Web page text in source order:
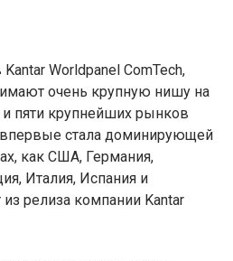
Worldpanel ComTech,
очень крупную нишу на
пяти крупнейших рынков
стала доминирующей
как США, Германия,
Италия, Испания и
релиза компании Kantar